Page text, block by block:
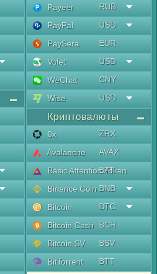
Payeer
RUB
PayPal
USD
PaySera
EUR
Volet
USD
WeChat
CNY
Wise
USD
Криптовалюты
0x
ZRX
Avalanche
AVAX
Basic Attention Token
BAT
Binance Coin BNB
Bitcoin
BTC
Bitcoin Cash
BCH
Bitcoin SV
BSV
BitTorrent
BTT